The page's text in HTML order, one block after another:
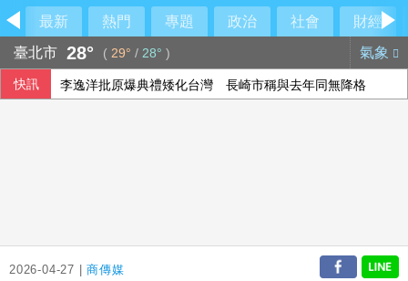
最新 熱門 專題 政治 社會
財經
臺北市 28° ( 29° / 28° ) 氣象
快訊 李逸洋批原爆典禮矮化台灣 長崎市稱與去年同無降格
2026-04-27 |商傳媒